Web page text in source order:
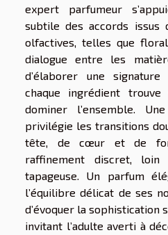
expert parfumeur
subtile des accords issus
olfactives, telles que
dialogue entre les
d’élaborer une
chaque ingrédient
dominer l’ensemble.
privilégie les transitions
tête, de cœur et de
raffinement discret, loin
tapageuse. Un parfum
l’équilibre délicat de ses
d’évoquer la sophistication
invitant l’adulte averti à